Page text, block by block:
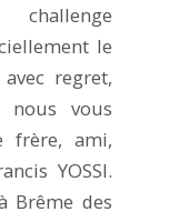
le
avec regret,
nous vous
frère, ami,
YOSSI.
Brême des